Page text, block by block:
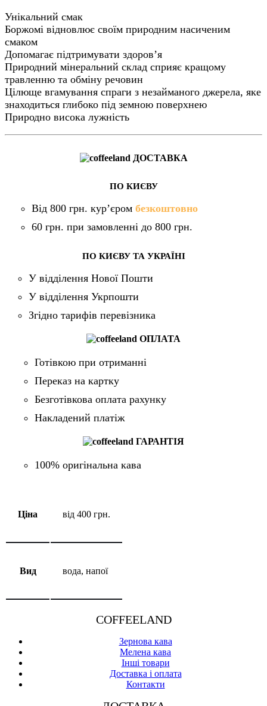
Унікальний смак
Боржомі відновлює своїм природним насиченим
смаком
Допомагає підтримувати здоров’я
Природний мінеральний склад сприяє кращому
травленню та обміну речовин
Цілюще вгамування спраги з незайманого джерела, яке
знаходиться глибоко під земною поверхнею
Природно висока лужність
ДОСТАВКА
ПО КИЄВУ
Від 800 грн. кур’єром безкоштовно
60 грн. при замовленні до 800 грн.
ПО КИЄВУ ТА УКРАЇНІ
У відділення Нової Пошти
У відділення Укрпошти
Згідно тарифів перевізника
ОПЛАТА
Готівкою при отриманні
Переказ на картку
Безготівкова оплата рахунку
Накладений платіж
ГАРАНТІЯ
100% оригінальна кава
Ціна від 400 грн.
Вид вода, напої
COFFEELAND
Зернова кава
Мелена кава
Інші товари
Доставка і оплата
Контакти